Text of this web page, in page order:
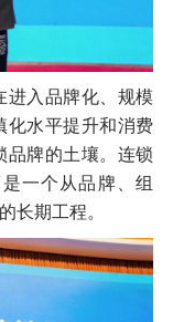
入品牌化、规模
化水平提升和消费
品牌的土壤。连锁
一个从品牌、组
长期工程。